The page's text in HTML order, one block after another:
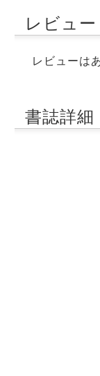
レビュー
レビューは
書誌詳細